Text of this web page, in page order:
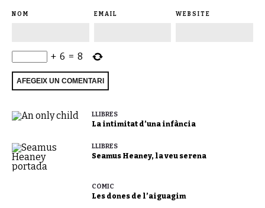
NOM EMAIL WEBSITE
+ 6 = 8
LLIBRES
La intimitat d’una infància
LLIBRES
Seamus Heaney, la veu serena
CÒMIC
Les dones de l’aiguagim